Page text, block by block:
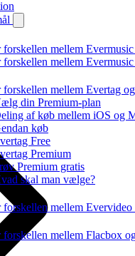
forskellen mellem
forskellen mellem
forskellen mellem Evertag
din Premium-plan
af køb mellem iOS og
køb
Free
Premium
Premium gratis
skal man vælge?
forskellen mellem
forskellen mellem Flacbox